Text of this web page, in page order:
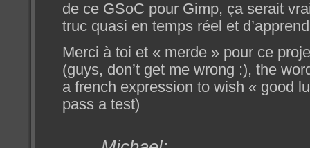
de ce GSoC pour Gimp, ça serait
truc quasi en temps réel et
Merci à toi et « merde » pour ce
(guys, don’t get me wrong :), the
a french expression to wish « good
pass a test)